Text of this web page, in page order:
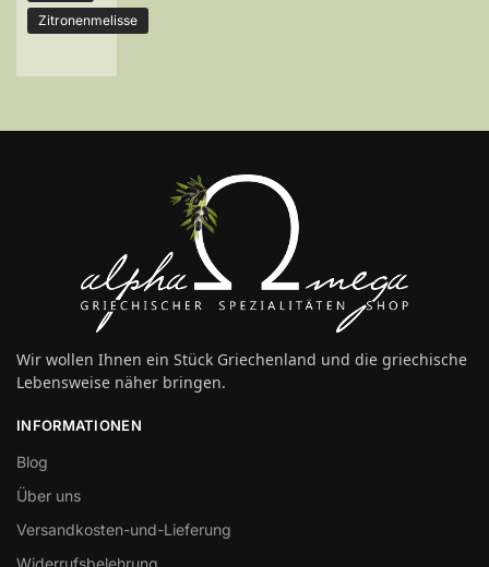
Zitronenmelisse
Wir wollen Ihnen ein Stück Griechenland und die griechische
Lebensweise näher bringen.
INFORMATIONEN
Blog
Über uns
Versandkosten-und-Lieferung
Widerrufsbelehrung